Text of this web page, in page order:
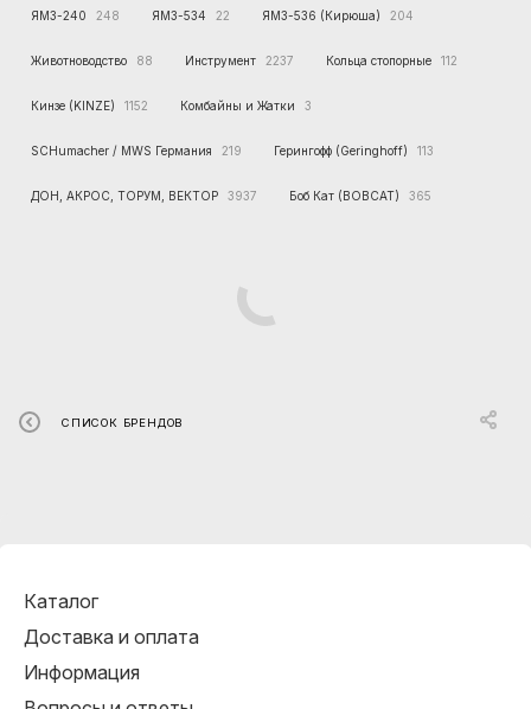
ЯМЗ-240 248 ЯМЗ-534 22 ЯМЗ-536 (Кирюша) 204
Животноводство 88 Инструмент 2237 Кольца стопорные 112
Кинзе (KINZE) 1152 Комбайны и Жатки 3
SCHumacher / MWS Германия 219 Герингофф (Geringhoff) 113
ДОН, АКРОС, ТОРУМ, ВЕКТОР 3937 Боб Кат (BOBCAT) 365
СПИСОК БРЕНДОВ
Каталог
Доставка и оплата
Информация